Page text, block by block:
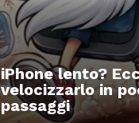
iPhone lento?
velocizzarlo in
passaggi